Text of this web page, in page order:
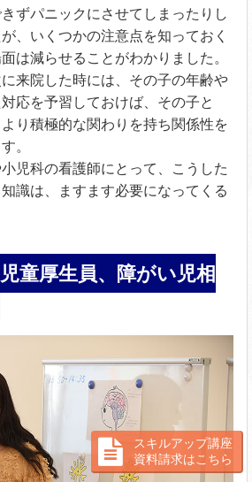
ずパニックにさせてしまったりし
、いくつかの注意点を知っておく
は減らせることがわかりました。
来院した時には、その子の年齢や
応を予習しておけば、その子と
り積極的な関わりを持ち関係性を
。
児科の看護師にとって、こうした
識は、ますます必要になってくる
童厚生員、障がい児相
スキルアップ講座
資料請求はこちら